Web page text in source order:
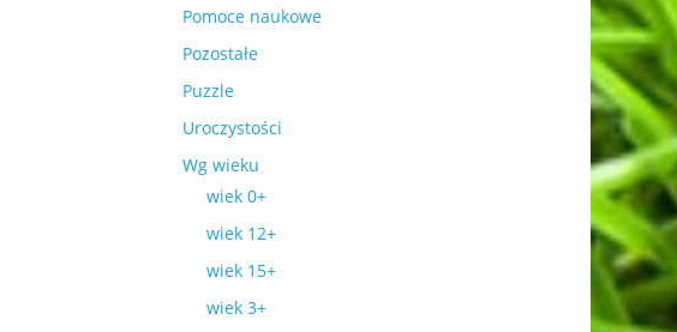
Pomoce naukowe
Pozostałe
Puzzle
Uroczystości
Wg wieku
wiek 0+
wiek 12+
wiek 15+
wiek 3+